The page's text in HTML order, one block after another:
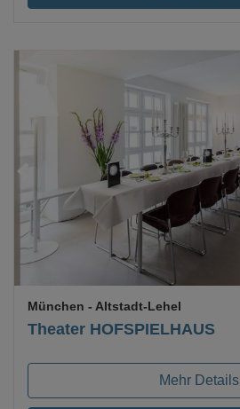
Loading...
Theater HOFSPIELHAUS
München - Altstadt-Lehel
Mehr Details